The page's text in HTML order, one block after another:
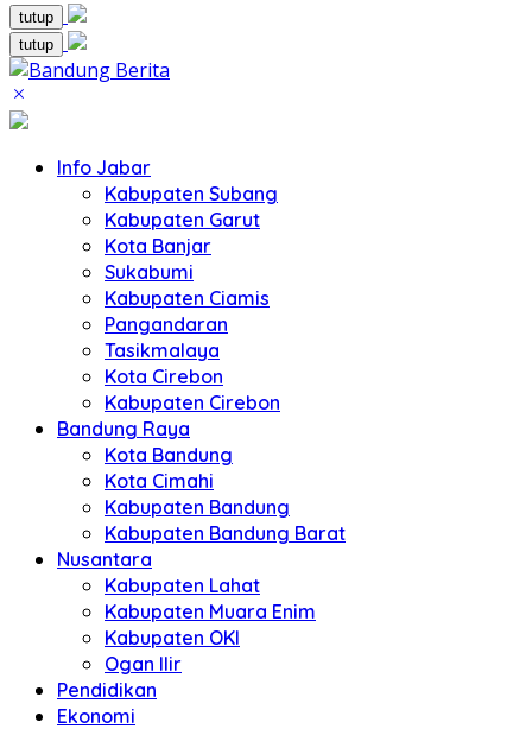
tutup
tutup
Info Jabar
Kabupaten Subang
Kabupaten Garut
Kota Banjar
Sukabumi
Kabupaten Ciamis
Pangandaran
Tasikmalaya
Kota Cirebon
Kabupaten Cirebon
Bandung Raya
Kota Bandung
Kota Cimahi
Kabupaten Bandung
Kabupaten Bandung Barat
Nusantara
Kabupaten Lahat
Kabupaten Muara Enim
Kabupaten OKI
Ogan Ilir
Pendidikan
Ekonomi